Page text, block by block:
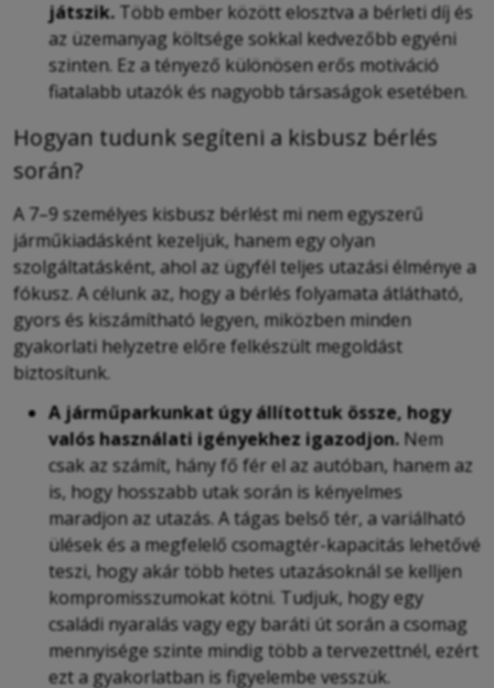
játszik. Több ember között elosztva a bérleti díj és
az üzemanyag költsége sokkal kedvezőbb egyéni
szinten. Ez a tényező különösen erős motiváció
fiatalabb utazók és nagyobb társaságok esetében.
Hogyan tudunk segíteni a kisbusz bérlés
során?
A 7–9 személyes kisbusz bérlést mi nem egyszerű
járműkiadásként kezeljük, hanem egy olyan
szolgáltatásként, ahol az ügyfél teljes utazási élménye a
fókusz. A célunk az, hogy a bérlés folyamata átlátható,
gyors és kiszámítható legyen, miközben minden
gyakorlati helyzetre előre felkészült megoldást
biztosítunk.
A járműparkunkat úgy állítottuk össze, hogy
valós használati igényekhez igazodjon. Nem
csak az számít, hány fő fér el az autóban, hanem az
is, hogy hosszabb utak során is kényelmes
maradjon az utazás. A tágas belső tér, a variálható
ülések és a megfelelő csomagtér-kapacitás lehetővé
teszi, hogy akár több hetes utazásoknál se kelljen
kompromisszumokat kötni. Tudjuk, hogy egy
családi nyaralás vagy egy baráti út során a csomag
mennyisége szinte mindig több a tervezettnél, ezért
ezt a gyakorlatban is figyelembe vesszük.